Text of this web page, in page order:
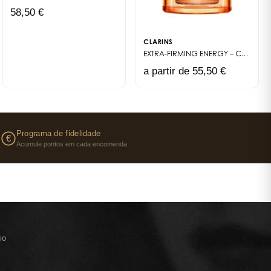
um ritmo de vida intenso. MADE IN FRANCE*
58,50 €
CLARINS
EXTRA-FIRMING ENERGY – CRÈME DE JOUR FERMETÉ & ÉCLAT (RECHARGE)
a partir de 55,50 €
€ Programa de fidelidade
Acumule pontos em cada encomenda